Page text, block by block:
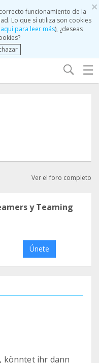
×
funcionamiento de la
Lo que sí utiliza son cookies
aquí para leer más), ¿deseas
☰
Ver el foro completo
y Teaming
Únete
könntet ihr dann